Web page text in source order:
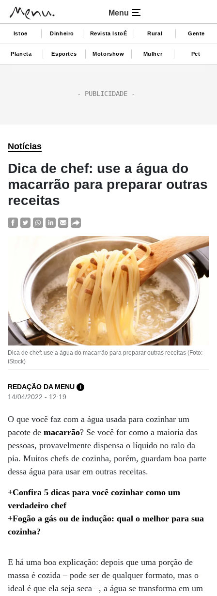
Menu
Istoe Dinheiro Revista IstoÉ Rural Gente
Planeta Esportes Motorshow Mulher Pet
Notícias
Dica de chef: use a água do
macarrão para preparar outras
receitas
Dica de chef: use a água do macarrão para preparar outras receitas (Foto:
iStock)
REDAÇÃO DA MENU i
14/04/2022 - 12:19
O que você faz com a água usada para cozinhar um
pacote de macarrão? Se você for como a maioria das
pessoas, provavelmente dispensa o líquido no ralo da
pia. Muitos chefs de cozinha, porém, guardam boa parte
dessa água para usar em outras receitas.
+Confira 5 dicas para você cozinhar como um
verdadeiro chef
+Fogão a gás ou de indução: qual o melhor para sua
cozinha?
E há uma boa explicação: depois que uma porção de
massa é cozida – pode ser de qualquer formato, mas o
ideal é que ela seja seca –, a água se transforma em um